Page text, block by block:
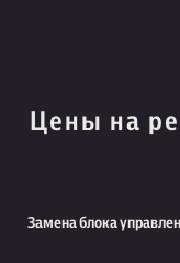
Цены на
Замена блока